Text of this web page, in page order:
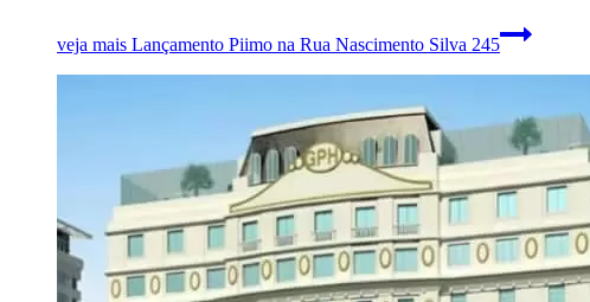
veja mais Lançamento Piimo na Rua Nascimento Silva 245